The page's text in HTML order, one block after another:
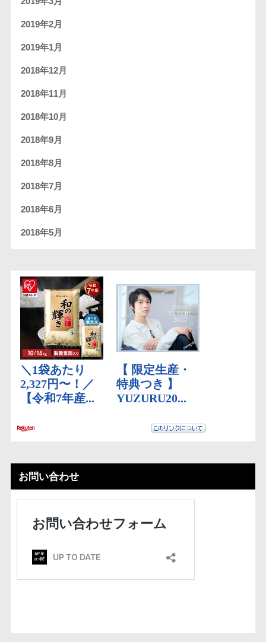
2019年2月
2019年1月
2018年12月
2018年11月
2018年10月
2018年9月
2018年8月
2018年7月
2018年6月
2018年5月
お問い合わせ